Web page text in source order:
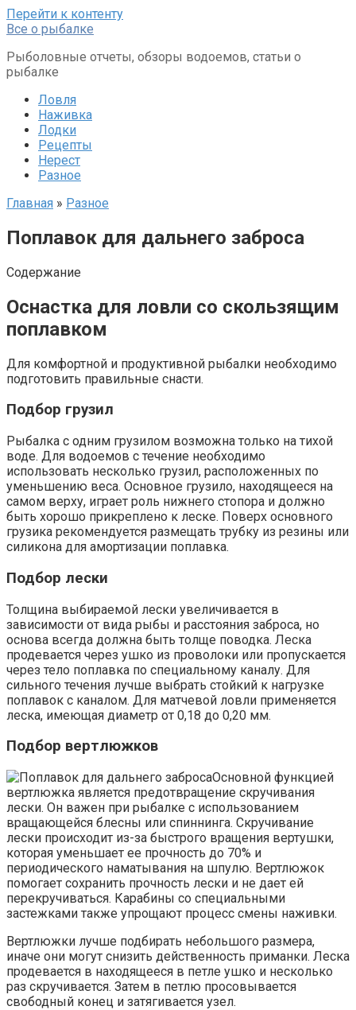
Перейти к контенту
Все о рыбалке
Рыболовные отчеты, обзоры водоемов, статьи о
рыбалке
Ловля
Наживка
Лодки
Рецепты
Нерест
Разное
Главная » Разное
Поплавок для дальнего заброса
Содержание
Оснастка для ловли со скользящим
поплавком
Для комфортной и продуктивной рыбалки необходимо
подготовить правильные снасти.
Подбор грузил
Рыбалка с одним грузилом возможна только на тихой
воде. Для водоемов с течение необходимо
использовать несколько грузил, расположенных по
уменьшению веса. Основное грузило, находящееся на
самом верху, играет роль нижнего стопора и должно
быть хорошо прикреплено к леске. Поверх основного
грузика рекомендуется размещать трубку из резины или
силикона для амортизации поплавка.
Подбор лески
Толщина выбираемой лески увеличивается в
зависимости от вида рыбы и расстояния заброса, но
основа всегда должна быть толще поводка. Леска
продевается через ушко из проволоки или пропускается
через тело поплавка по специальному каналу. Для
сильного течения лучше выбрать стойкий к нагрузке
поплавок с каналом. Для матчевой ловли применяется
леска, имеющая диаметр от 0,18 до 0,20 мм.
Подбор вертлюжков
Основной функцией
вертлюжка является предотвращение скручивания
лески. Он важен при рыбалке с использованием
вращающейся блесны или спиннинга. Скручивание
лески происходит из-за быстрого вращения вертушки,
которая уменьшает ее прочность до 70% и
периодического наматывания на шпулю. Вертлюжок
помогает сохранить прочность лески и не дает ей
перекручиваться. Карабины со специальными
застежками также упрощают процесс смены наживки.
Вертлюжки лучше подбирать небольшого размера,
иначе они могут снизить действенность приманки. Леска
продевается в находящееся в петле ушко и несколько
раз скручивается. Затем в петлю просовывается
свободный конец и затягивается узел.